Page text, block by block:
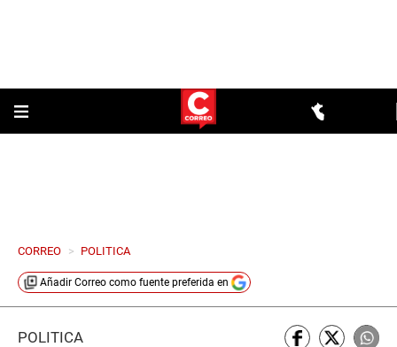
CORREO > POLITICA
Añadir Correo como fuente preferida en
POLÍTICA